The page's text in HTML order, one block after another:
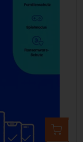
3 Jahre